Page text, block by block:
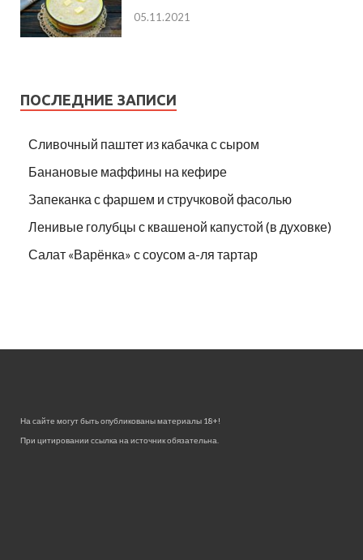
05.11.2021
ПОСЛЕДНИЕ ЗАПИСИ
Сливочный паштет из кабачка с сыром
Банановые маффины на кефире
Запеканка с фаршем и стручковой фасолью
Ленивые голубцы с квашеной капустой (в духовке)
Салат «Варёнка» с соусом а-ля тартар
На сайте могут быть опубликованы материалы 18+!
При цитировании ссылка на источник обязательна.